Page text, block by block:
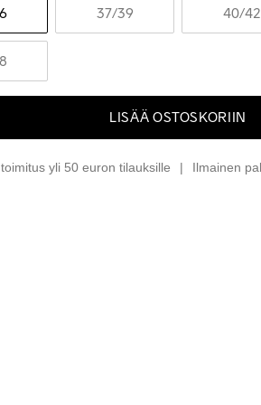
37/39 40/42
LISÄÄ OSTOSKORIIN
yli 50 euron tilauksille Ilmainen